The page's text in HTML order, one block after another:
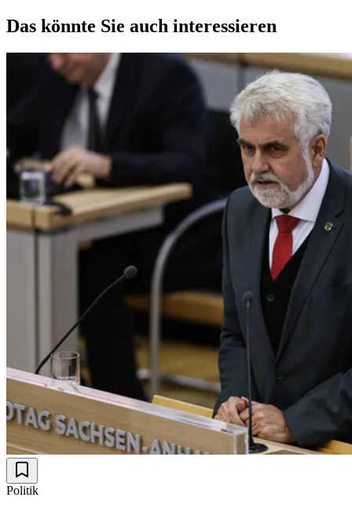
Das könnte Sie auch interessieren
Politik